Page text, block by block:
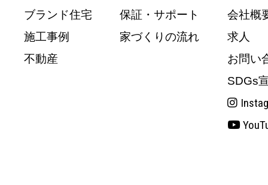
ブランド住宅
施工事例
不動産
保証・サポート
家づくりの流れ
会社概
求人
お問い
SDGs